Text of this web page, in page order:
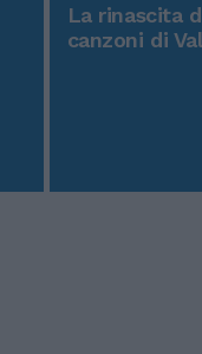
La rinascita
canzoni di